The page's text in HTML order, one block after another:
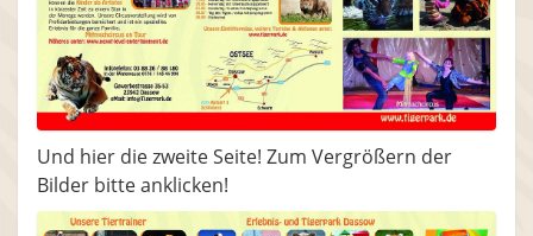
Und hier die zweite Seite! Zum Vergrößern der
Bilder bitte anklicken!